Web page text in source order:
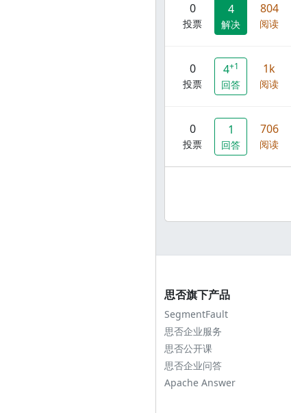
0
投票
4
解决
804
阅读
0
投票
4+1
回答
1k
阅读
0
投票
1
回答
706
阅读
思否旗下产品
SegmentFault
思否企业服务
思否公开课
思否企业问答
Apache Answer